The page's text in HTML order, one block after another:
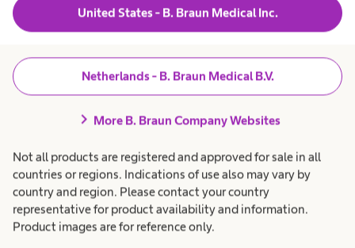
United States - B. Braun Medical Inc.
Netherlands - B. Braun Medical B.V.
chevron_right More B. Braun Company Websites
Not all products are registered and approved for sale in all
countries or regions. Indications of use also may vary by
country and region. Please contact your country
representative for product availability and information.
Product images are for reference only.